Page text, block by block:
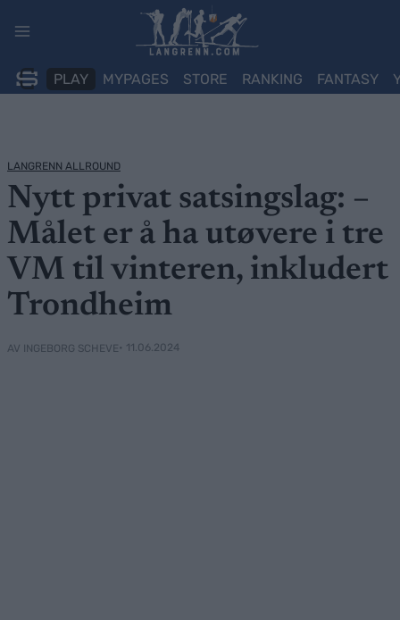
PLAY MYPAGES STORE RANKING FANTASY
LANGRENN ALLROUND
Nytt privat satsingslag: –
Målet er å ha utøvere i tre
VM til vinteren, inkludert
Trondheim
AV INGEBORG SCHEVE• 11.06.2024